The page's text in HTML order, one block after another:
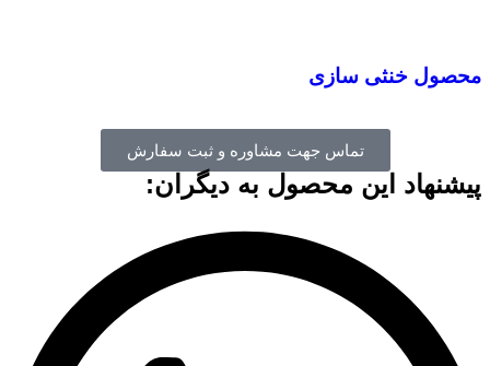
محصول خنثی سازی
تماس جهت مشاوره و ثبت سفارش
پیشنهاد این محصول به دیگران: